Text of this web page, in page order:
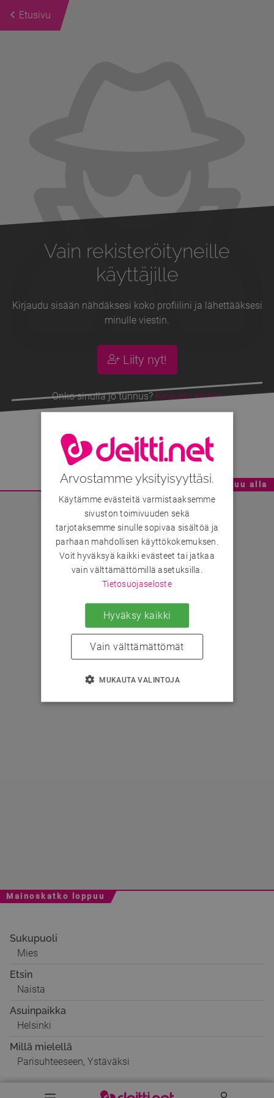
Etusivu
Vain rekisteröityneille
käyttäjille
Kirjaudu sisään nähdäksesi koko profiilini ja lähettääksesi
minulle viestin.
Liity nyt!
Onko sinulla jo tunnus? Kirjaudu sisään
zerobit, 40v
Mainoskatko - Sisältö jatkuu alla
Mainoskatko loppuu
Sukupuoli
Mies
Etsin
Naista
Asuinpaikka
Helsinki
Millä mielellä
Parisuhteeseen, Ystäväksi
Arvostamme yksityisyyttäsi.
Käytämme evästeitä varmistaaksemme
sivuston toimivuuden sekä
tarjotaksemme sinulle sopivaa sisältöä ja
parhaan mahdollisen käyttökokemuksen.
Voit hyväksyä kaikki evästeet tai jatkaa
vain välttämättömillä asetuksilla.
Tietosuojaseloste
Hyväksy kaikki
Vain välttämättömät
MUKAUTA VALINTOJA